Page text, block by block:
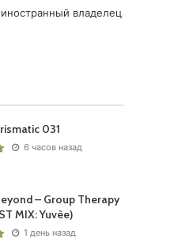
владелец
031
6 часов назад
– Group Therapy
MIX: Yuvèe)
1 день назад